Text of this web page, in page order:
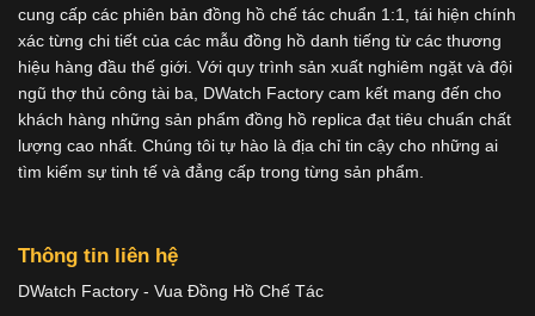
cung cấp các phiên bản đồng hồ chế tác chuẩn 1:1, tái hiện chính
xác từng chi tiết của các mẫu đồng hồ danh tiếng từ các thương
hiệu hàng đầu thế giới. Với quy trình sản xuất nghiêm ngặt và đội
ngũ thợ thủ công tài ba, DWatch Factory cam kết mang đến cho
khách hàng những sản phẩm đồng hồ replica đạt tiêu chuẩn chất
lượng cao nhất. Chúng tôi tự hào là địa chỉ tin cậy cho những ai
tìm kiếm sự tinh tế và đẳng cấp trong từng sản phẩm.
Thông tin liên hệ
DWatch Factory - Vua Đồng Hồ Chế Tác